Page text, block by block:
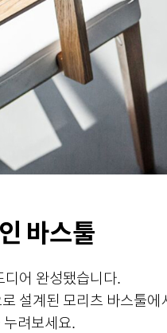
바스툴
디어 완성됐습니다.
설계된 모리츠 바스툴에
려보세요.